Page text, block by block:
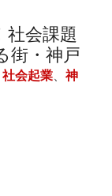
社会課題
街・神戸
社会起業、神